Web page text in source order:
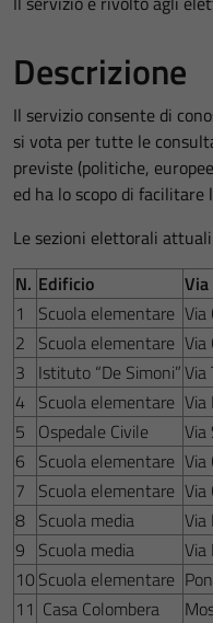
Descrizione
Il servizio consente di
si vota per tutte le
previste (politiche,
ed ha lo scopo di
Le sezioni elettorali
N. Edificio
1
Scuola elementare Via
2 Scuola elementare Via
3 Istituto “De Simoni”Via
4 Scuola elementare Via
5 Ospedale Civile
Via
6 Scuola elementare Via
7 Scuola elementare Via
8 Scuola media
Via
9 Scuola media
Via
10 Scuola elementare
11 Casa Colombera